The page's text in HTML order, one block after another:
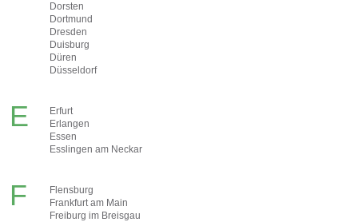
Dorsten
Dortmund
Dresden
Duisburg
Düren
Düsseldorf
E
Erfurt
Erlangen
Essen
Esslingen am Neckar
F
Flensburg
Frankfurt am Main
Freiburg im Breisgau